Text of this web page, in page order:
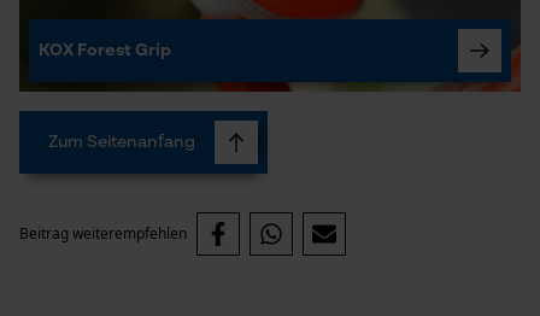
KOX Forest Grip
Zum Seitenanfang
Beitrag weiterempfehlen
Event Tracking
Survicate